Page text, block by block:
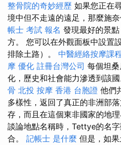
整骨院的奇妙經歷 如果您正在
境中但不走遠的遠足，那麼施
帳士 考試 報名 發現最好的景
方。 您可以在外觀面板中設置
排除土路）。 中醫經絡按摩課
摩 優化 註冊台灣公司 每個坦
化，歷史和社會能力滲透到該國
骨 北投 按摩 香港 台胞證 他們
多樣性，返回了真正的非洲部
存，而且在這個東非國家的地
談論地點名稱時，Tettye的名
合。 記帳士 是什麼 但是，如